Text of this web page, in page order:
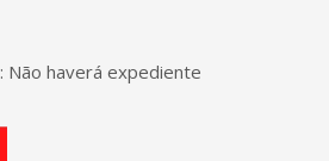
: Não haverá expediente